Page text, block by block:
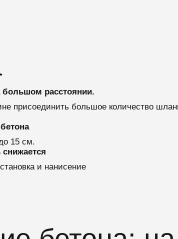
большом расстоянии.
присоединить большое количество
15 см.
и нанисение